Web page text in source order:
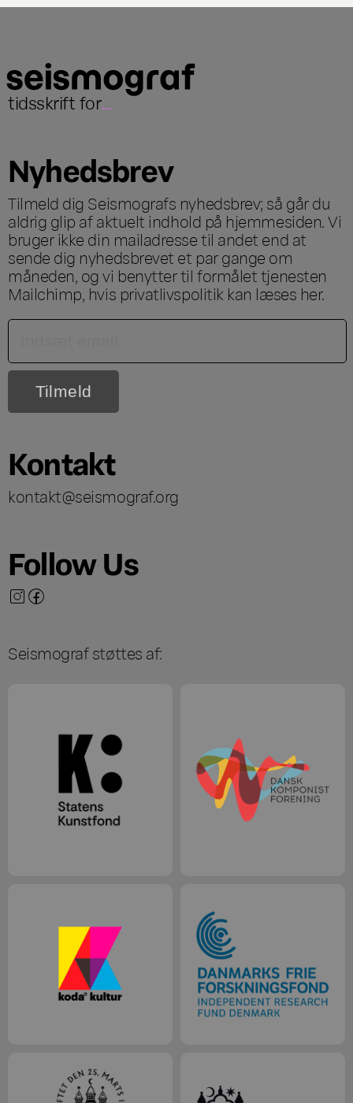
tidsskrift for...
Nyhedsbrev
Tilmeld dig Seismografs nyhedsbrev; så går du
aldrig glip af aktuelt indhold på hjemmesiden. Vi
bruger ikke din mailadresse til andet end at
sende dig nyhedsbrevet et par gange om
måneden, og vi benytter til formålet tjenesten
Mailchimp, hvis privatlivspolitik kan læses her.
Kontakt
kontakt@seismograf.org
Follow Us
Seismograf støttes af: